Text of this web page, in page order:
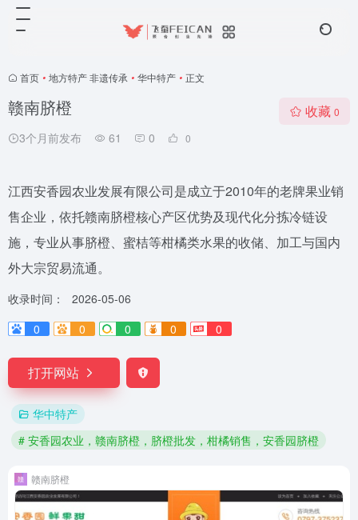
首页 • 地方特产 非遗传承 • 华中特产 • 正文
赣南脐橙
3个月前发布 61 0 0
收藏 0
江西安香园农业发展有限公司是成立于2010年的老牌果业销
售企业，依托赣南脐橙核心产区优势及现代化分拣冷链设
施，专业从事脐橙、蜜桔等柑橘类水果的收储、加工与国内
外大宗贸易流通。
收录时间：
2026-05-06
0
0 0 0 0
打开网站
华中特产
# 安香园农业，赣南脐橙，脐橙批发，柑橘销售，安香园脐橙
赣南脐橙